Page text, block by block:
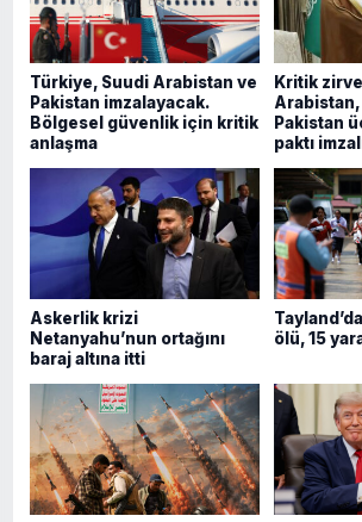
Türkiye, Suudi Arabistan ve
Pakistan imzalayacak.
Bölgesel güvenlik için kritik
anlaşma
Kritik
Pakistan
paktı
Askerlik krizi
Netanyahu’nun ortağını
baraj altına itti
ölü, 15